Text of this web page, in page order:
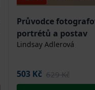
Průvodce
portrétů a postav
Lindsay Adlerová
503 Kč 629 Kč